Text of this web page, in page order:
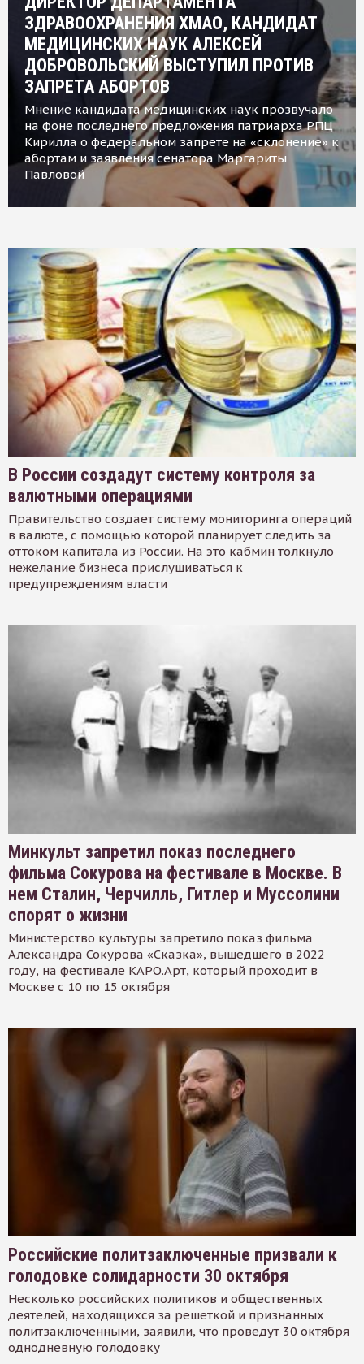
ЗДРАВООХРАНЕНИЯ ХМАО, КАНДИДАТ
МЕДИЦИНСКИХ НАУК АЛЕКСЕЙ
ДОБРОВОЛЬСКИЙ ВЫСТУПИЛ ПРОТИВ
ЗАПРЕТА АБОРТОВ
Мнение кандидата медицинских наук прозвучало
на фоне последнего предложения патриарха РПЦ
Кирилла о федеральном запрете на «склонение» к
абортам и заявления сенатора Маргариты
Павловой
В России создадут систему контроля за
валютными операциями
Правительство создает систему мониторинга операций
в валюте, с помощью которой планирует следить за
оттоком капитала из России. На это кабмин толкнуло
нежелание бизнеса прислушиваться к
предупреждениям власти
Минкульт запретил показ последнего
фильма Сокурова на фестивале в Москве. В
нем Сталин, Черчилль, Гитлер и Муссолини
спорят о жизни
Министерство культуры запретило показ фильма
Александра Сокурова «Сказка», вышедшего в 2022
году, на фестивале КАРО.Арт, который проходит в
Москве с 10 по 15 октября
Российские политзаключенные призвали к
голодовке солидарности 30 октября
Несколько российских политиков и общественных
деятелей, находящихся за решеткой и признанных
политзаключенными, заявили, что проведут 30 октября
однодневную голодовку